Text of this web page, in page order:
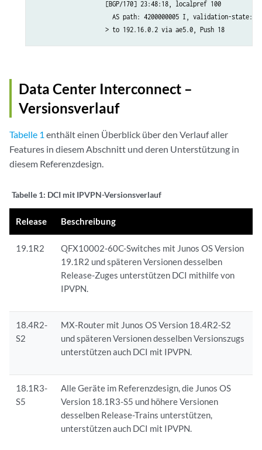
                    [BGP/170] 23:48:18, localpref 100
AS path: 4200000005 I, validation-state:
Data Center Interconnect –
Versionsverlauf
Tabelle 1 enthält einen Überblick über den Verlauf aller
Features in diesem Abschnitt und deren Unterstützung in
diesem Referenzdesign.
Tabelle 1: DCI mit IPVPN-Versionsverlauf
Release Beschreibung
19.1R2
QFX10002-60C-Switches mit Junos OS Version
19.1R2 und späteren Versionen desselben
Release-Zuges unterstützen DCI mithilfe von
IPVPN.
18.4R2-
S2
MX-Router mit Junos OS Version 18.4R2-S2
und späteren Versionen desselben Versionszugs
unterstützen auch DCI mit IPVPN.
18.1R3-
S5
Alle Geräte im Referenzdesign, die Junos OS
Version 18.1R3-S5 und höhere Versionen
desselben Release-Trains unterstützen,
unterstützen auch DCI mit IPVPN.